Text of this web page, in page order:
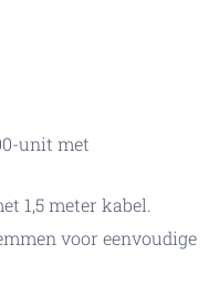
unit met
1,5 meter kabel.
voor eenvoudige